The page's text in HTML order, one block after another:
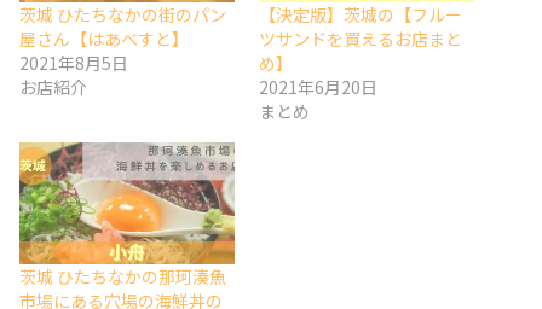
茨城 ひたちなかの街のパン
屋さん【はあべすと】
2021年8月5日
お店紹介
【決定版】茨城の【フルー
ツサンドを買えるお店まと
め】
2021年6月20日
まとめ
茨城 ひたちなかの那珂湊魚
市場にある穴場の海鮮丼の